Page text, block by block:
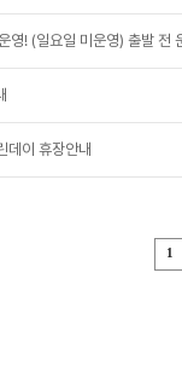
영! (일요일 미운영) 출발 전
이 휴장안내
1